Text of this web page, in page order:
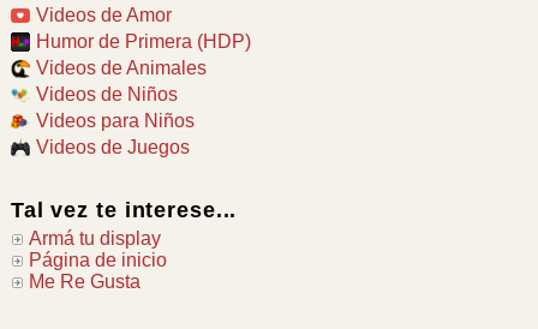
Videos de Amor
Humor de Primera (HDP)
Videos de Animales
Videos de Niños
Videos para Niños
Videos de Juegos
Tal vez te interese...
Armá tu display
Página de inicio
Me Re Gusta